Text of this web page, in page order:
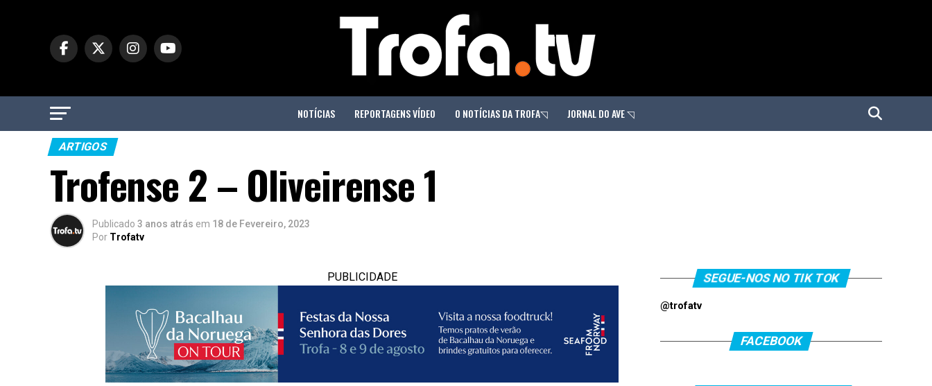
NOTÍCIAS REPORTAGENS VÍDEO O NOTÍCIAS DA TROFA◹ JORNAL DO AVE ◹
ARTIGOS
Trofense 2 – Oliveirense 1
Publicado 3 anos atrás em 18 de Fevereiro, 2023
Por Trofatv
PUBLICIDADE SEGUE-NOS NO TIK TOK
@trofatv
FACEBOOK